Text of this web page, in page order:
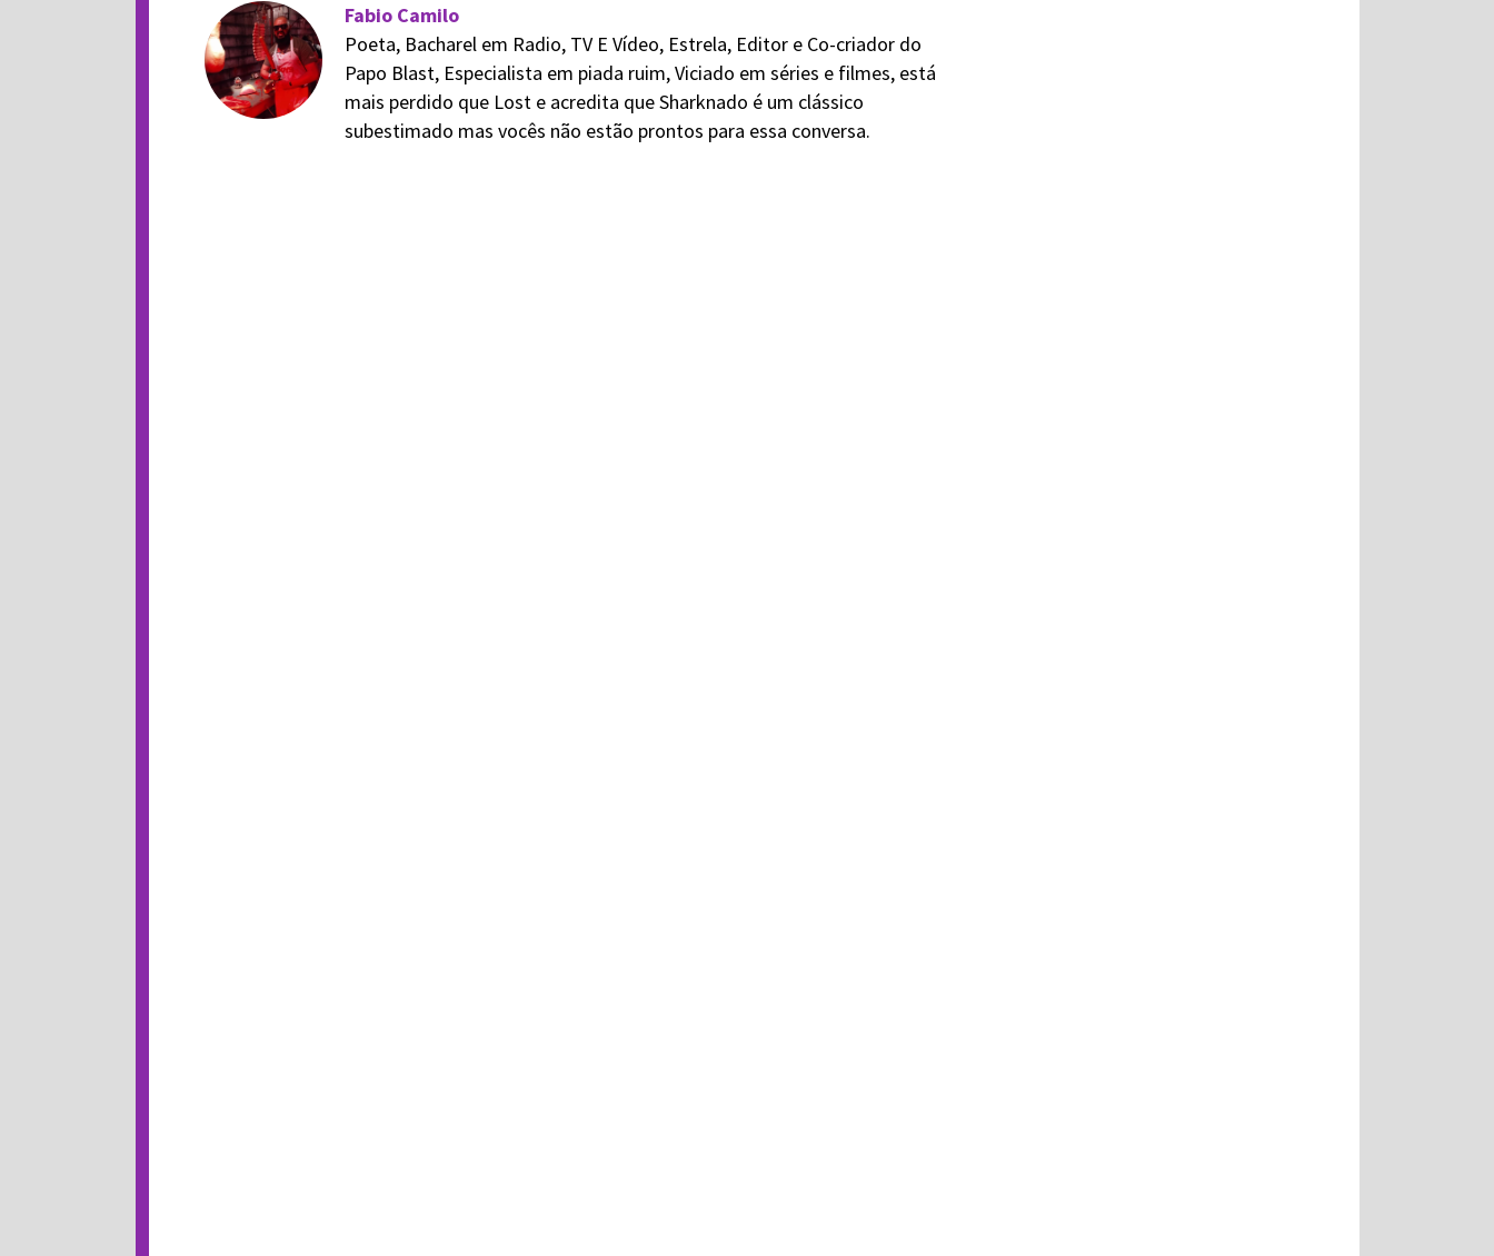
Fabio Camilo
Poeta, Bacharel em Radio, TV E Vídeo, Estrela, Editor e Co-criador do
Papo Blast, Especialista em piada ruim, Viciado em séries e filmes, está
mais perdido que Lost e acredita que Sharknado é um clássico
subestimado mas vocês não estão prontos para essa conversa.